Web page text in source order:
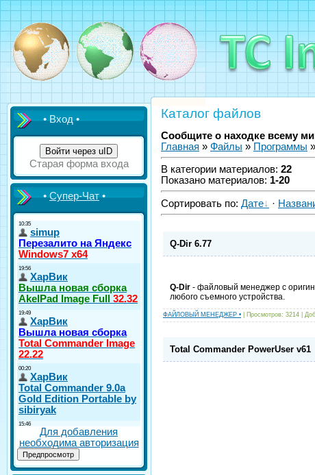
• Вход •
Войти через uID
Старая форма входа
•Супер-Чат•
Для добавления
необходима авторизация
Каталог файлов
Сообщите о находке всему
Главная » Файлы » Программы
В категории материалов: 22
Показано материалов: 1-20
Сортировать по: Дате ·
Q-Dir 6.77
Q-Dir - файловый менеджер с
любого съемного устройства.
ФАЙЛОВЫЙ МЕНЕДЖЕР • | Просмотров: 3214 |
Total Commander PowerUser v61